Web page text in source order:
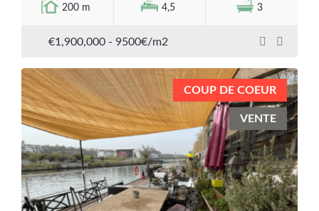
200 m 4,5 3
€1,900,000 - 9500€/m2
COUP DE COEUR
VENTE